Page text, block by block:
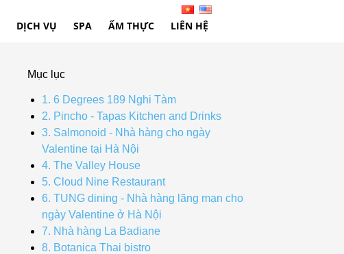
DỊCH VỤ SPA ẨM THỰC LIÊN HỆ
Mục lục
1. 6 Degrees 189 Nghi Tàm
2. Pincho - Tapas Kitchen and Drinks
3. Salmonoid - Nhà hàng cho ngày
Valentine tại Hà Nội
4. The Valley House
5. Cloud Nine Restaurant
6. TUNG dining - Nhà hàng lãng mạn cho
ngày Valentine ở Hà Nội
7. Nhà hàng La Badiane
8. Botanica Thai bistro